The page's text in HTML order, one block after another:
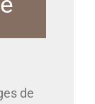
de